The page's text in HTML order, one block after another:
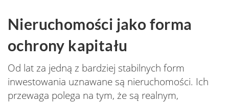
Nieruchomości jako forma
ochrony kapitału
Od lat za jedną z bardziej stabilnych form
inwestowania uznawane są nieruchomości. Ich
przewaga polega na tym, że są realnym,